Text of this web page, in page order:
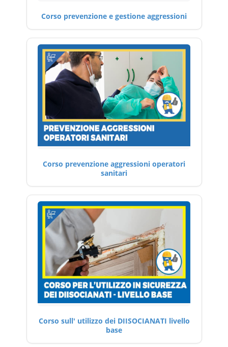
Corso prevenzione e gestione aggressioni
Corso prevenzione aggressioni operatori
sanitari
Corso sull' utilizzo dei DIISOCIANATI livello
base